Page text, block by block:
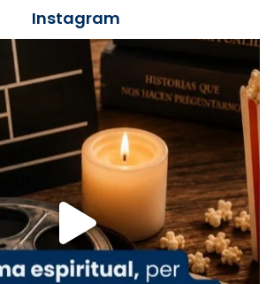
Share
de Barcelonais at Catedral
27 de juliol, ha tingut lloc la
de gràcies en agraïment al
de la visita apostòlica
Lleó XIV a Barcelona, i als
a la Catedral de Barcelona.
Instagram